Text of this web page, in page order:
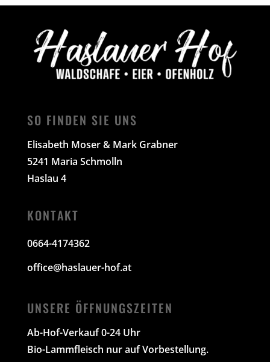
auf.
Optionen
können
auf
Produktseite
SO FINDEN SIE UNS
Elisabeth Moser & Mark Grabner
5241 Maria Schmolln
Haslau 4
KONTAKT
0664-4174362
office@haslauer-hof.at
UNSERE ÖFFNUNGSZEITEN
Ab-Hof-Verkauf 0-24 Uhr
Bio-Lammfleisch nur auf Vorbestellung.